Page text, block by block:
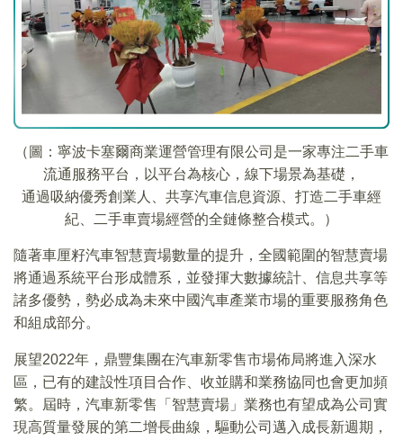
（圖：寧波卡塞爾商業運營管理有限公司是一家專注二手車
流通服務平台，以平台為核心，線下場景為基礎，
通過吸納優秀創業人、共享汽車信息資源、打造二手車經
紀、二手車賣場經營的全鏈條整合模式。）
隨著車厘籽汽車智慧賣場數量的提升，全國範圍的智慧賣場
將通過系統平台形成體系，並發揮大數據統計、信息共享等
諸多優勢，勢必成為未來中國汽車產業市場的重要服務角色
和組成部分。
展望2022年，鼎豐集團在汽車新零售市場佈局將進入深水
區，已有的建設性項目合作、收並購和業務協同也會更加頻
繁。屆時，汽車新零售「智慧賣場」業務也有望成為公司實
現高質量發展的第二增長曲線，驅動公司邁入成長新週期，